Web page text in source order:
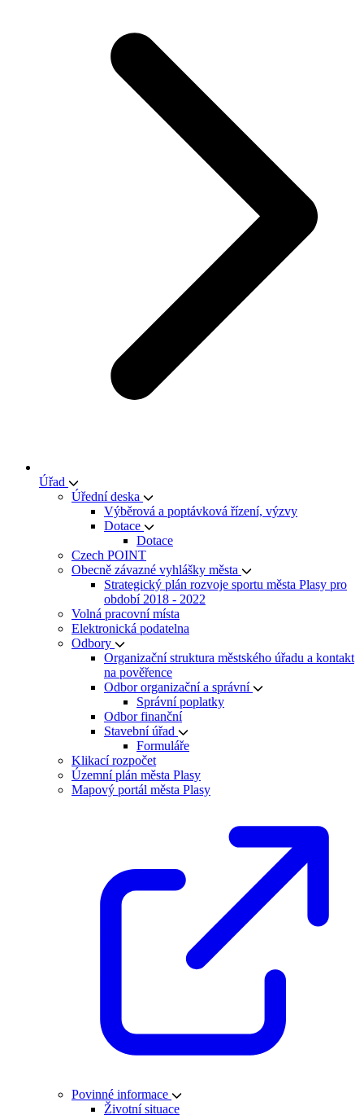
Úřad
Úřední deska
Výběrová a poptávková řízení, výzvy
Dotace
Dotace
Czech POINT
Obecně závazné vyhlášky města
Strategický plán rozvoje sportu města Plasy pro
období 2018 - 2022
Volná pracovní místa
Elektronická podatelna
Odbory
Organizační struktura městského úřadu a kontakt
na pověřence
Odbor organizační a správní
Správní poplatky
Odbor finanční
Stavební úřad
Formuláře
Klikací rozpočet
Územní plán města Plasy
Mapový portál města Plasy
Povinné informace
Životní situace